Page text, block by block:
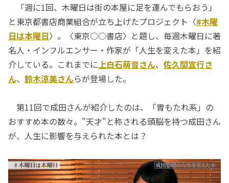
「週に1回、木曜日は街の本屋に足を運んでもらおう」
と東京都書店商業組合が立ち上げたプロジェクト〈#木曜
日は本曜日〉。〈東京○○書店〉と題し、毎週木曜日に著
名人・インフルエンサー・作家が「人生を変えた本」を紹
介している。これまでに 上白石萌音さん、 佐久間宣行さ
ん、 鈴木涼美さんらが登場した。
第11回で成田さんが紹介したのは、「胃もたれ系」の
おすすめ本の数々。"天才"と称される頭脳を持つ成田さん
が、人生に影響を与えられた本とは？